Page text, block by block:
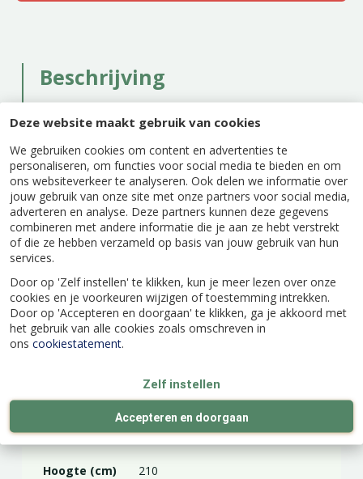
Deze website maakt gebruik van cookies
We gebruiken cookies om content en advertenties te
personaliseren, om functies voor social media te bieden en om
ons websiteverkeer te analyseren. Ook delen we informatie over
jouw gebruik van onze site met onze partners voor social media,
adverteren en analyse. Deze partners kunnen deze gegevens
combineren met andere informatie die je aan ze hebt verstrekt
of die ze hebben verzameld op basis van jouw gebruik van hun
services.
Door op 'Zelf instellen' te klikken, kun je meer lezen over onze
cookies en je voorkeuren wijzigen of toestemming intrekken.
Door op 'Accepteren en doorgaan' te klikken, ga je akkoord met
het gebruik van alle cookies zoals omschreven in
ons cookiestatement.
Zelf instellen
Accepteren en doorgaan
Beschrijving
tips en PVC-naalden lijkt de kunstkerstboom
Chicago net echt. De takken zijn scharnierend en
vallen heel eenvoudig in vorm. Snel en handig op
te zetten kunstkerstboom. Door de stevige
metalen standaard staat je kerstboom snel en
stevig. Nu nog met lampjes, kerstballen en -
accessoires wordt de boom compleet.
Specificaties
Groen
Hoogte (cm) 210